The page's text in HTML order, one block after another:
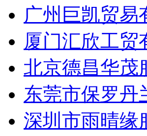
广州巨凯贸易
厦门汇欣工贸
北京德昌华茂
东莞市保罗丹
深圳市雨晴缘